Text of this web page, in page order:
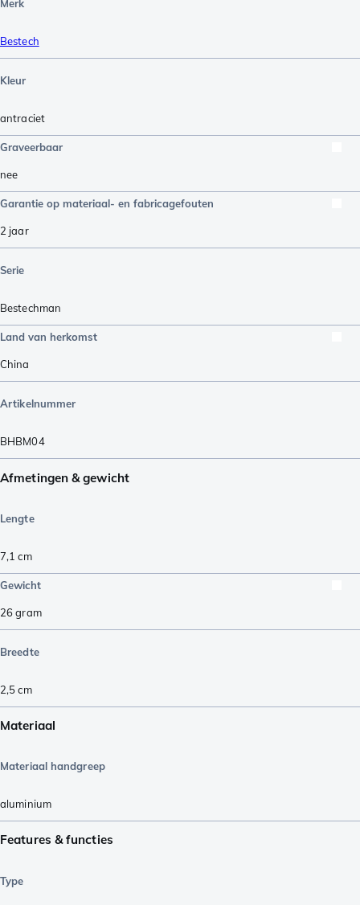
Merk
Bestech
Kleur
antraciet
Graveerbaar
nee
Garantie op materiaal- en fabricagefouten
2 jaar
Serie
Bestechman
Land van herkomst
China
Artikelnummer
BHBM04
Afmetingen & gewicht
Lengte
7,1 cm
Gewicht
26gram
Breedte
2,5cm
Materiaal
Materiaal handgreep
aluminium
Features & functies
Type